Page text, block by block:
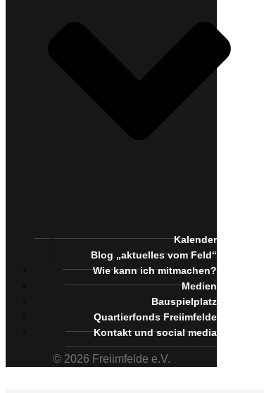
Kalender
Blog „aktuelles vom Feld“
Wie kann ich mitmachen?
Medien
Bauspielplatz
Quartierfonds Freiimfelde
Kontakt und social media
© 2026 Freiimfelde e.V.